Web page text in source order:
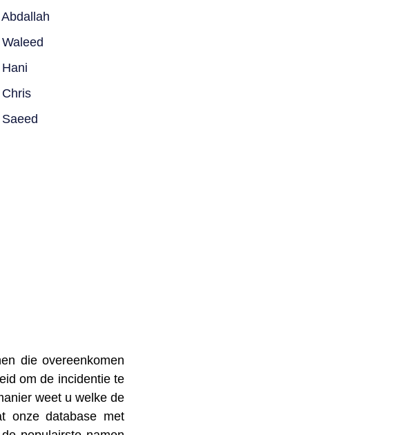
Abdallah
Waleed
Hani
Chris
Saeed
die overeenkomen
om de incidentie te
weet u welke de
onze database met